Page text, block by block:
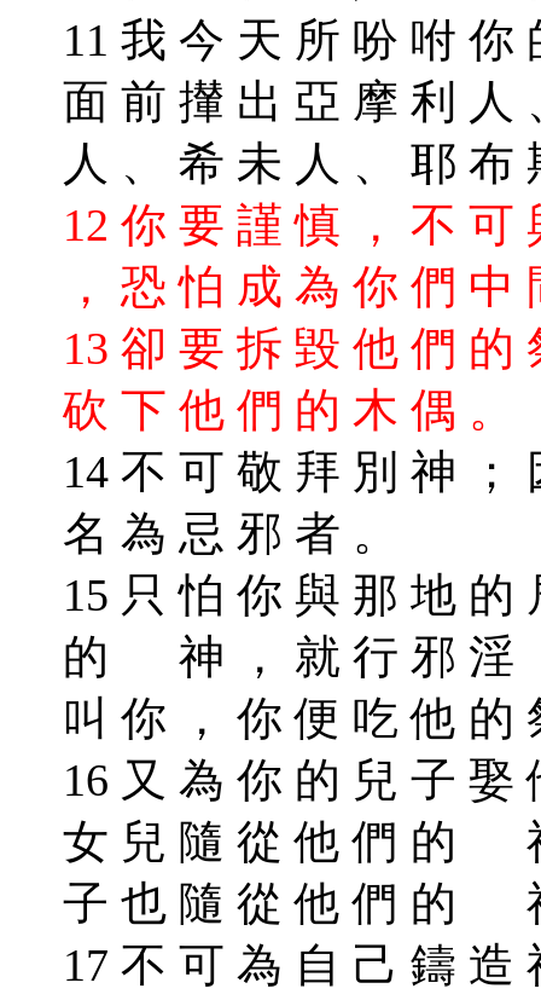
11 我 今 天 所 吩 咐 你
面 前 攆 出 亞 摩 利 人
人 、 希 未 人 、 耶
12 你 要 謹 慎 ， 不 可
， 恐 怕 成 為 你 們
13 卻 要 拆 毀 他 們 的
砍 下 他 們 的 木 偶 。
14 不 可 敬 拜 別 神 ；
名 為 忌 邪 者 。
15 只 怕 你 與 那 地 的
的 神 ， 就 行 邪 淫
叫 你 ， 你 便 吃 他
16 又 為 你 的 兒 子 娶
女 兒 隨 從 他 們 的
子 也 隨 從 他 們 的
17 不 可 為 自 己 鑄